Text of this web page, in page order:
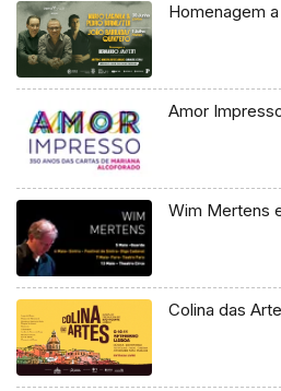
Homenagem
Amor
Wim Mertens
Colina das